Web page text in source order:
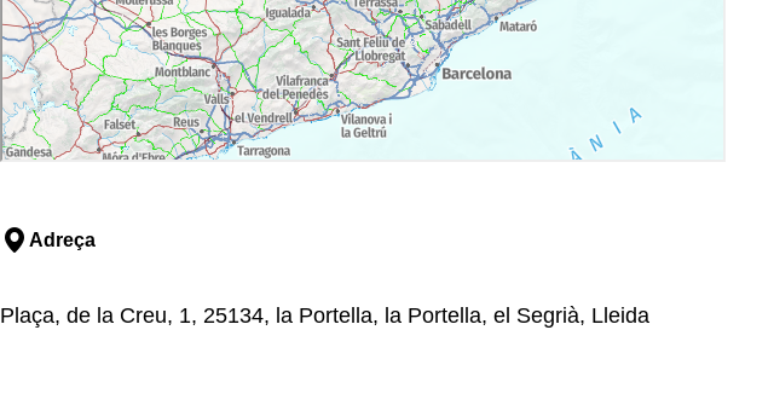
Adreça
Plaça, de la Creu, 1, 25134, la Portella, la Portella, el Segrià, Lleida